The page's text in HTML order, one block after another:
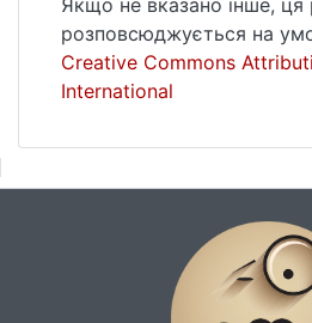
Якщо не вказано інше, ця
розповсюджується на
Creative Commons
International